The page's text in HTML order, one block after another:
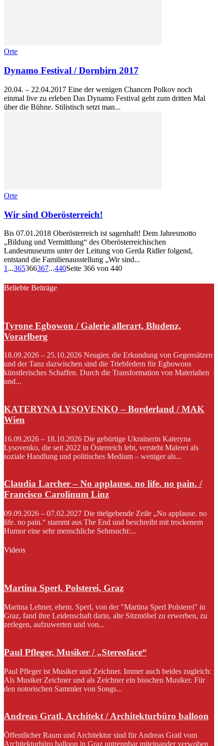
Orte
Dynamo Festival / Dornbirn 2017
20.04. – 22.04.2017 Eine der wenigen Chancen Polkov noch
einmal live zu erleben Das Dynamo Festival geht zum dritten Mal
über die Bühne. Stilistisch setzt man...
Orte
Wir sind Oberösterreich!
Bis 07.01.2018 Oberösterreich ist sagenhaft! Dem Jahresmotto
„Bildung und Vermittlung“ des Oberösterreichischen
Landesmuseums unter der Leitung von Gerda Ridler folgend,
entstand die Familienausstellung „Wir sind...
1 ...365366367...440Seite 366 von 440
Beliebte Beiträge
Tyrone Egbowon / Galerie allerart, Bludenz,
Vorarlberg
18.09.2026 – 25.10.2026 Neugier, die Erkundung von Gegensätzen
und der Tanz dazwischen sind die Triebfedern für Egbowons
künstlerisches Schaffen. Durch die Transformation von Materialien
und...
KATERYNA LYSOVENKO – Borderland / MAK
Wien
16.09.2026 – 18.10.2026 Die gebürtige Ukrainerin Kateryna
Lysovenko, die seit 2022 in Österreich lebt, versteht Malerei als
soziale Handlung und politisches Medium – weniger als...
Claudia Larcher – No applause. no life. no pain. /
Francisco Carolinum Linz
09.09.2026 – 07.02.2027 Die titelgebende Zeile „No applause. no
life. no pain.“ stammt aus The End und beschreibt mit trockenem
Humor eine sehr menschliche Sehnsucht:...
Videos
Martina Sperl, Polsterei, Graz
Martina Lehner, ehem. Sperl, von der "Martina Sperl Polsterei" in
Graz, fand ihre Leidenschaft darin, alte Sitzmöbel zu erwerben, zu
zerlegen, aufzuwerten und von...
Paul Pfleger, Musiker / „Stereoface“
Paul Pfleger ist Musiker und Zeichner. Immer auch beides zugleich:
Als Musiker Zeichner und als Zeichner ein bisschen Musiker. Für
den notorischen Sammler von Songs...
Andreas Gratl, Architekt / Architekturbüro balloon
Öffentlicher Raum und Architektur sind für Andreas Gratl vom
Architekturbüro balloon in Graz untrennbar miteinander verwoben